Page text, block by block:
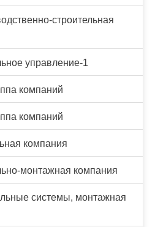
строительная
управление-1
компаний
компаний
компания
монтажная компания
системы, монтажная